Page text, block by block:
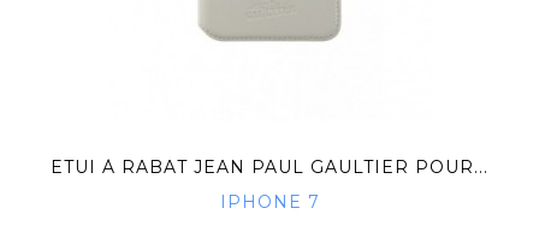
ETUI À RABAT JEAN PAUL GAULTIER POUR...
IPHONE 7